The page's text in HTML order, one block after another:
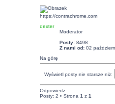
https://contrachrome.com
dexter
Moderator
Posty:8498
Z nami od:02
Na górę
Wyświetl posty nie starsze niż:
Odpowiedz
Posty: 2 • Strona 1 z 1